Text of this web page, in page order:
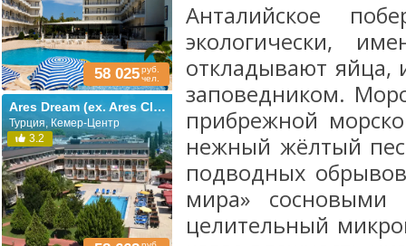
58 025руб.
чел.
Ares Dream (ex. Ares Club; Queen Victoria)
Турция, Кемер-Центр
3.2
Анталийское
экологически,
откладывают яйца,
заповедником.
прибрежной
нежный жёлтый
подводных
мира» сосновыми
целительный